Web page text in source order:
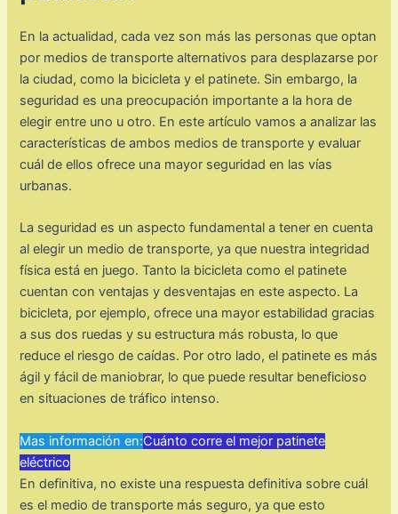
En la actualidad, cada vez son más las personas que optan
por medios de transporte alternativos para desplazarse por
la ciudad, como la bicicleta y el patinete. Sin embargo, la
seguridad es una preocupación importante a la hora de
elegir entre uno u otro. En este artículo vamos a analizar las
características de ambos medios de transporte y evaluar
cuál de ellos ofrece una mayor seguridad en las vías
urbanas.
La seguridad es un aspecto fundamental a tener en cuenta
al elegir un medio de transporte, ya que nuestra integridad
física está en juego. Tanto la bicicleta como el patinete
cuentan con ventajas y desventajas en este aspecto. La
bicicleta, por ejemplo, ofrece una mayor estabilidad gracias
a sus dos ruedas y su estructura más robusta, lo que
reduce el riesgo de caídas. Por otro lado, el patinete es más
ágil y fácil de maniobrar, lo que puede resultar beneficioso
en situaciones de tráfico intenso.
Mas información en:Cuánto corre el mejor patinete
eléctrico
En definitiva, no existe una respuesta definitiva sobre cuál
es el medio de transporte más seguro, ya que esto